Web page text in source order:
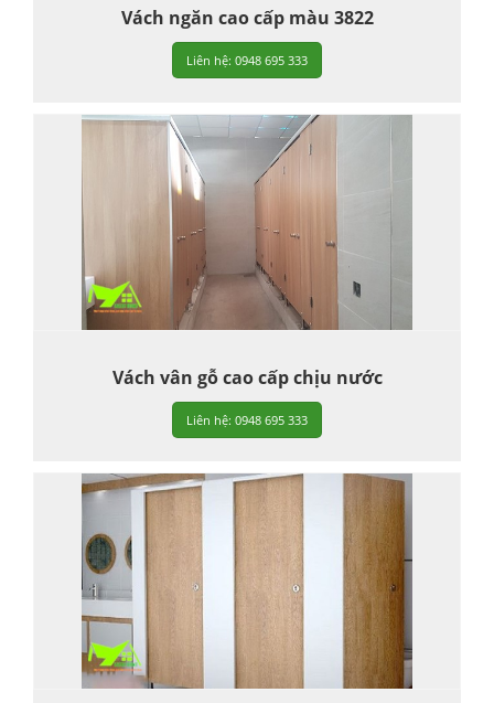
Vách ngăn cao cấp màu 3822
Liên hệ: 0948 695 333
Vách vân gỗ cao cấp chịu nước
Liên hệ: 0948 695 333